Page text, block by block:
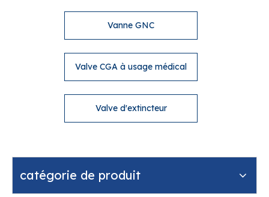
Vanne GNC
Valve CGA à usage médical
Valve d'extincteur
catégorie de produit